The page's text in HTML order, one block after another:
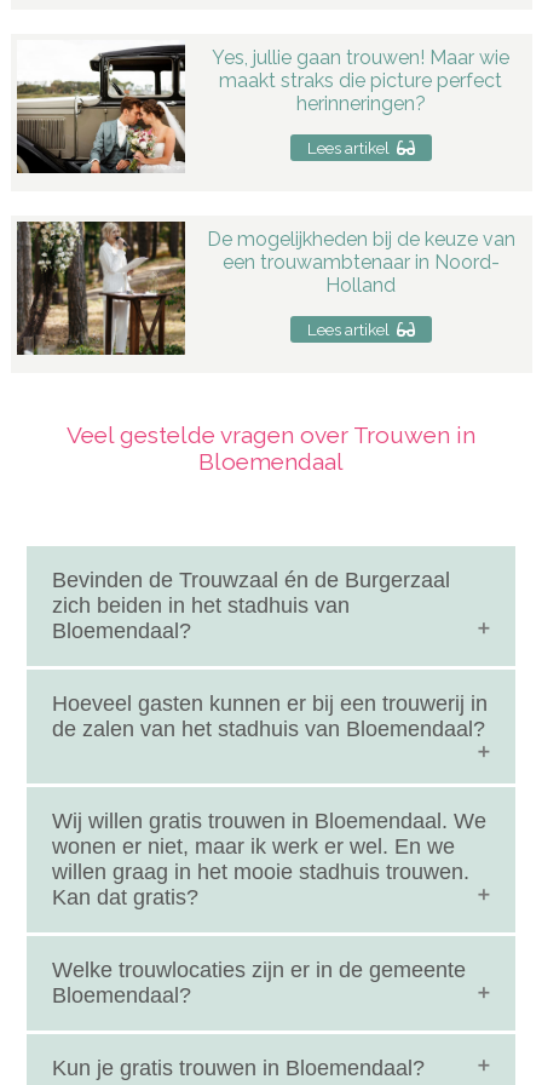
Yes, jullie gaan trouwen! Maar wie
maakt straks die picture perfect
herinneringen?
Lees artikel
De mogelijkheden bij de keuze van
een trouwambtenaar in Noord-
Holland
Lees artikel
Veel gestelde vragen over Trouwen in
Bloemendaal
Bevinden de Trouwzaal én de Burgerzaal
zich beiden in het stadhuis van
Bloemendaal?
Jazeker, allebei in het stadhuis van de gemeente
Bloemendaal. De burgerzaal is de grote zaal voor
Hoeveel gasten kunnen er bij een trouwerij in
de zalen van het stadhuis van Bloemendaal?
In de "Trouwzaal" kunnen 15 personen aanwezig
zijn bij de huwelijksvoltrekking. In de "Burgerzaal"
zijn dat 150 personen. Beiden inclusief bruidspaar,
bruidskinderen, getuigen, trouwambtenaar e.d.
Wij willen gratis trouwen in Bloemendaal. We
wonen er niet, maar ik werk er wel. En we
willen graag in het mooie stadhuis trouwen.
Kan dat gratis?
Als je in Bloemendaal woont of werkt, dan mag je
gebruik maken van de "gratis trouwen service" in
fotograaf. Meer info vraag je aan bij het stadhuis,
Welke trouwlocaties zijn er in de gemeente
Bloemendaal?
Bloemendaal biedt officiële trouwlocaties én de
Kun je gratis trouwen in Bloemendaal?